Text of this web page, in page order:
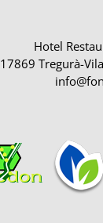
Hotel
17869 Tregurà-